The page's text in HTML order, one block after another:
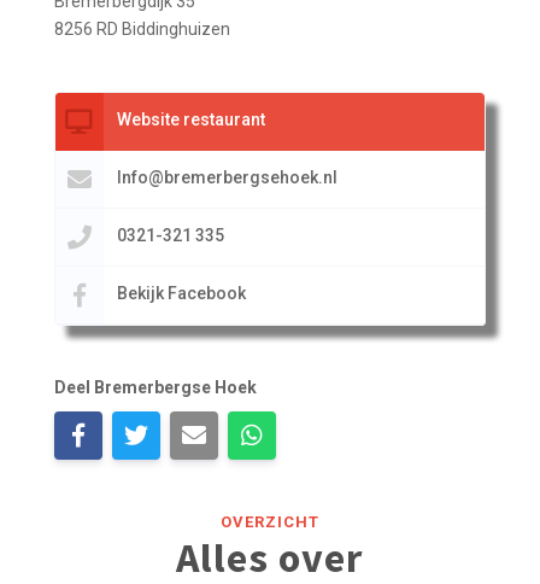
8256 RD Biddinghuizen
Website restaurant
Info@bremerbergsehoek.nl
0321-321 335
Bekijk Facebook
Deel Bremerbergse Hoek
OVERZICHT
Alles over